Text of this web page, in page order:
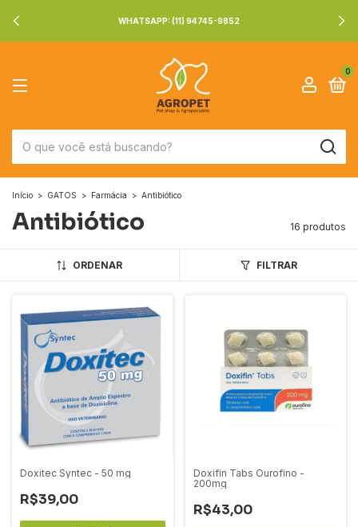
WHATSAPP: (11) 94745-9852
0
Início > GATOS > Farmácia > Antibiótico
Antibiótico 16 produtos
ORDENAR FILTRAR
Doxitec Syntec - 50 mg
R$39,00
Doxifin Tabs Ourofino -
200mg
R$43,00